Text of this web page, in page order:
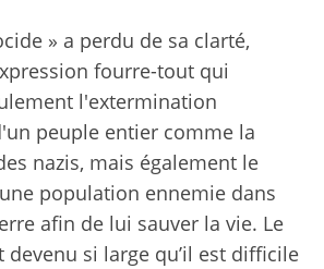
» a perdu de sa clarté,
fourre-tout qui
l'extermination
peuple entier comme la
nazis, mais également le
population ennemie dans
afin de lui sauver la vie. Le
devenu si large qu’il est difficile